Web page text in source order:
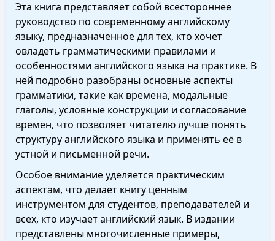
Эта книга представляет собой всестороннее
руководство по современному английскому
языку, предназначенное для тех, кто хочет
овладеть грамматическими правилами и
особенностями английского языка на практике. В
ней подробно разобраны основные аспекты
грамматики, такие как времена, модальные
глаголы, условные конструкции и согласование
времен, что позволяет читателю лучше понять
структуру английского языка и применять её в
устной и письменной речи.
Особое внимание уделяется практическим
аспектам, что делает книгу ценным
инструментом для студентов, преподавателей и
всех, кто изучает английский язык. В издании
представлены многочисленные примеры,